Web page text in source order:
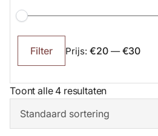
Min.
prijs
Max.
prijsFilter Prijs: €20—€30
Toont alle 4 resultaten